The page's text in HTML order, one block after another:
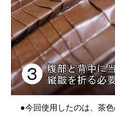
●今回使用したのは、茶色